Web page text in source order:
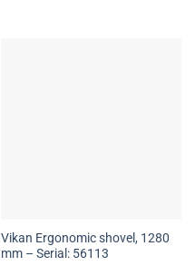
Vikan Ergonomic shovel, 1280
mm – Serial: 56113